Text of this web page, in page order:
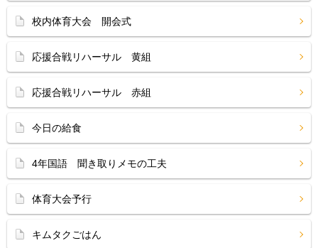
校内体育大会 開会式
応援合戦リハーサル 黄組
応援合戦リハーサル 赤組
今日の給食
4年国語 聞き取りメモの工夫
体育大会予行
キムタクごはん